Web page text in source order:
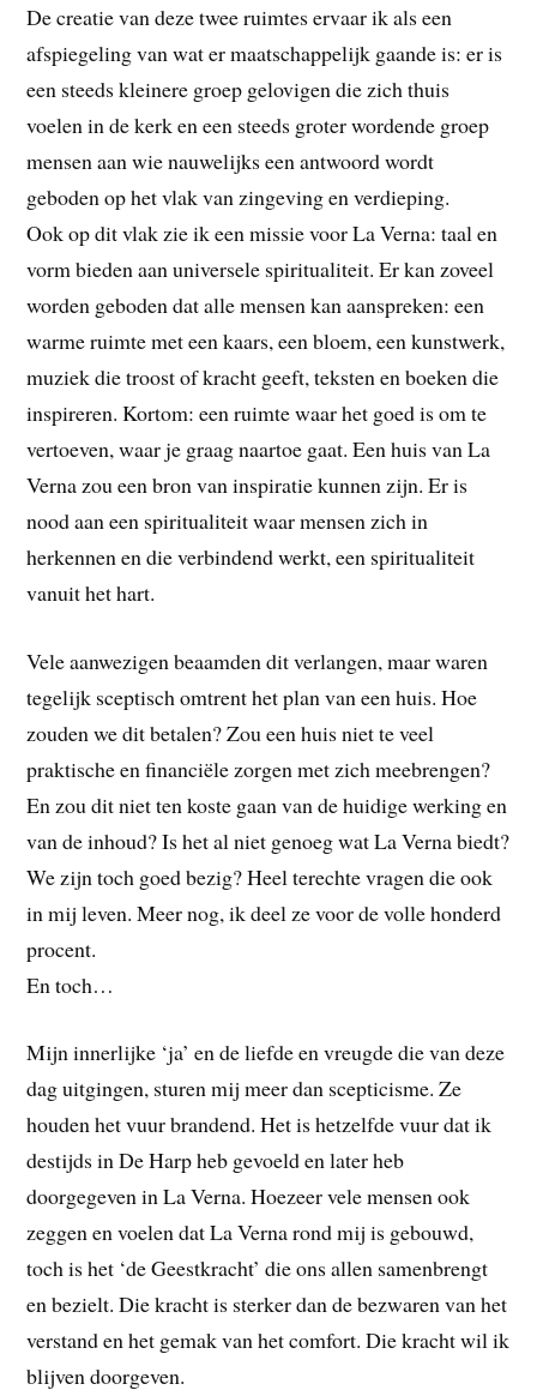
De creatie van deze twee ruimtes ervaar ik als een
afspiegeling van wat er maatschappelijk gaande is: er is
een steeds kleinere groep gelovigen die zich thuis
voelen in de kerk en een steeds groter wordende groep
mensen aan wie nauwelijks een antwoord wordt
geboden op het vlak van zingeving en verdieping.
Ook op dit vlak zie ik een missie voor La Verna: taal en
vorm bieden aan universele spiritualiteit. Er kan zoveel
worden geboden dat alle mensen kan aanspreken: een
warme ruimte met een kaars, een bloem, een kunstwerk,
muziek die troost of kracht geeft, teksten en boeken die
inspireren. Kortom: een ruimte waar het goed is om te
vertoeven, waar je graag naartoe gaat. Een huis van La
Verna zou een bron van inspiratie kunnen zijn. Er is
nood aan een spiritualiteit waar mensen zich in
herkennen en die verbindend werkt, een spiritualiteit
vanuit het hart.
Vele aanwezigen beaamden dit verlangen, maar waren
tegelijk sceptisch omtrent het plan van een huis. Hoe
zouden we dit betalen? Zou een huis niet te veel
praktische en financiële zorgen met zich meebrengen?
En zou dit niet ten koste gaan van de huidige werking en
van de inhoud? Is het al niet genoeg wat La Verna biedt?
We zijn toch goed bezig? Heel terechte vragen die ook
in mij leven. Meer nog, ik deel ze voor de volle honderd
procent.
En toch…
Mijn innerlijke ‘ja’ en de liefde en vreugde die van deze
dag uitgingen, sturen mij meer dan scepticisme. Ze
houden het vuur brandend. Het is hetzelfde vuur dat ik
destijds in De Harp heb gevoeld en later heb
doorgegeven in La Verna. Hoezeer vele mensen ook
zeggen en voelen dat La Verna rond mij is gebouwd,
toch is het ‘de Geestkracht’ die ons allen samenbrengt
en bezielt. Die kracht is sterker dan de bezwaren van het
verstand en het gemak van het comfort. Die kracht wil ik
blijven doorgeven.